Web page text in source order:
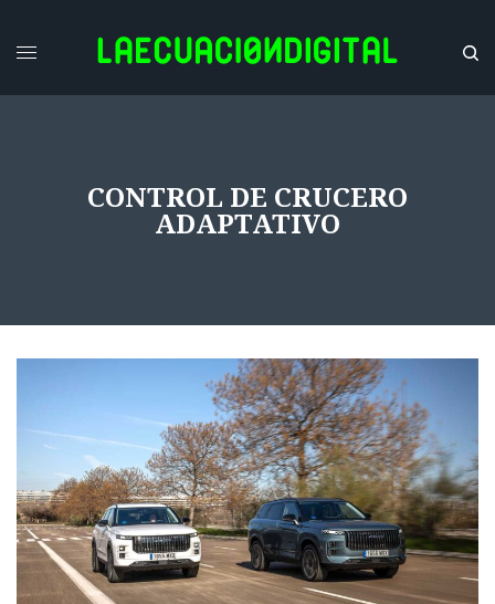
CONTROL DE CRUCERO
ADAPTATIVO